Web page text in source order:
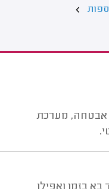
אבטחה, מערכת